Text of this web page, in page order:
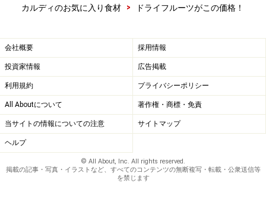
カルディのお気に入り食材
> ドライフルーツがこの価格！
会社概要 採用情報
投資家情報 広告掲載
利用規約 プライバシーポリシー
All Aboutについて 著作権・商標・免責
当サイトの情報についての注意 サイトマップ
ヘルプ
© All About, Inc. All rights reserved.
掲載の記事・写真・イラストなど、すべてのコンテンツの無断複写・転載・公衆送信等
を禁じます